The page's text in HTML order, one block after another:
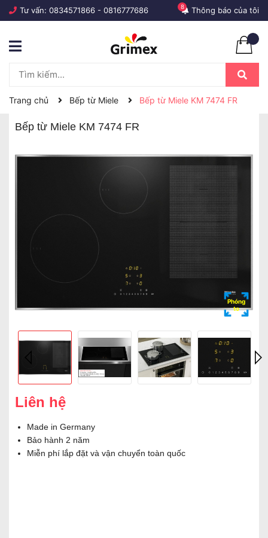
Tư vấn: 0834571866 - 0816777686 Thông báo của tôi
8
Trang chủ Bếp từ Miele Bếp từ Miele KM 7474 FR
Bếp từ Miele KM 7474 FR
Phóng
to
Liên hệ
Made in Germany
Bảo hành 2 năm
Miễn phí lắp đặt và vận chuyển toàn quốc